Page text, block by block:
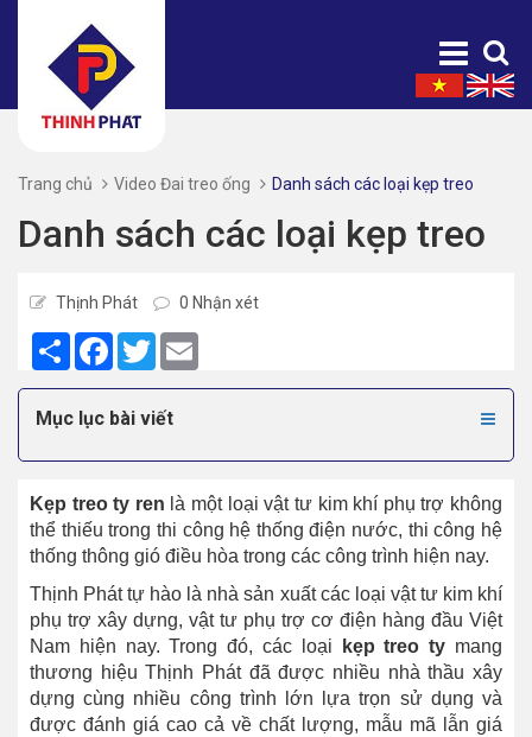
Trang chủ Video Đai treo ống Danh sách các loại kẹp treo
Danh sách các loại kẹp treo
Thịnh Phát 0 Nhận xét
Share Facebook
Twitter
Mục lục bài viết
Kẹp treo ty ren là một loại vật tư kim khí phụ trợ không
thể thiếu trong thi công hệ thống điện nước, thi công hệ
thống thông gió điều hòa trong các công trình hiện nay.
Thịnh Phát tự hào là nhà sản xuất các loại vật tư kim khí
phụ trợ xây dựng, vật tư phụ trợ cơ điện hàng đầu Việt
Nam hiện nay. Trong đó, các loại
kẹp treo ty mang
thương hiệu Thịnh Phát đã được nhiều nhà thầu xây
dựng cùng nhiều công trình lớn lựa trọn sử dụng và
được đánh giá cao cả về chất lượng, mẫu mã lẫn giá